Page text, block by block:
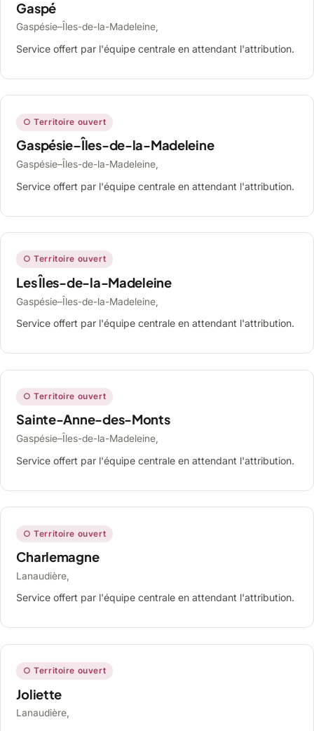
Gaspé
Gaspésie–Îles-de-la-Madeleine,
Service offert par l'équipe centrale en attendant l'attribution.
○ Territoire ouvert
Gaspésie–Îles-de-la-Madeleine
Gaspésie–Îles-de-la-Madeleine,
Service offert par l'équipe centrale en attendant l'attribution.
○ Territoire ouvert
Les Îles-de-la-Madeleine
Gaspésie–Îles-de-la-Madeleine,
Service offert par l'équipe centrale en attendant l'attribution.
○ Territoire ouvert
Sainte-Anne-des-Monts
Gaspésie–Îles-de-la-Madeleine,
Service offert par l'équipe centrale en attendant l'attribution.
○ Territoire ouvert
Charlemagne
Lanaudière,
Service offert par l'équipe centrale en attendant l'attribution.
○ Territoire ouvert
Joliette
Lanaudière,